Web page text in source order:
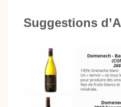
Suggestions